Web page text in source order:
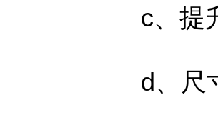
c、提
d、尺